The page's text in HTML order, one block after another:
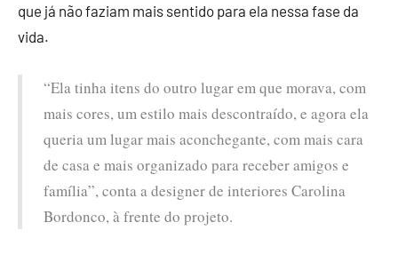
que já não faziam mais sentido para ela nessa fase da
vida.
“Ela tinha itens do outro lugar em que morava, com
mais cores, um estilo mais descontraído, e agora ela
queria um lugar mais aconchegante, com mais cara
de casa e mais organizado para receber amigos e
família”, conta a designer de interiores Carolina
Bordonco, à frente do projeto.